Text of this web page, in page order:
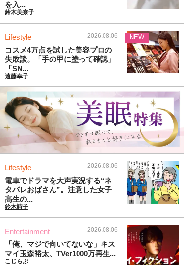
を入...
鈴木美奈子
Lifestyle 2026.08.06
コスメ4万点を試した美容プロの
失敗談。「手の甲に塗って確認」
「SN...
遠藤幸子
NEW
Lifestyle 2026.08.06
電車でドラマを大声実況する“ネ
タバレおばさん”。注意した女子
高生の...
鈴木詩子
Entertainment 2026.08.06
「俺、マジで向いてないな」キス
マイ玉森裕太、TVer1000万再生...
こじらぶ